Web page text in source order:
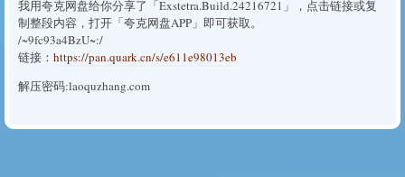
我用夸克网盘给你分享了「Exstetra.Build.24216721」，点击链接或复
制整段内容，打开「夸克网盘APP」即可获取。
/~9fc93a4BzU~:/
链接： https://pan.quark.cn/s/e611e98013eb
解压密码:laoquzhang.com